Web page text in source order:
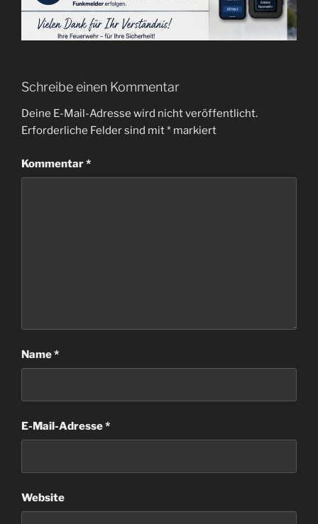
Schreibe einen Kommentar
Deine E-Mail-Adresse wird nicht veröffentlicht.
Erforderliche Felder sind mit* markiert
Kommentar*
Name*
E-Mail-Adresse*
Website